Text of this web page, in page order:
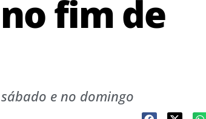
fim de
e no domingo